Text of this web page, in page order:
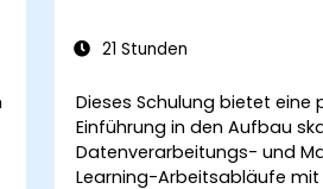
verwalten und damit zu
aus anderen
Iceberg zu verstehen.
21 Stunden
Dieses Schulung bietet eine
Einführung in den Aufbau
Datenverarbeitungs- und
Learning-Arbeitsabläufe mit